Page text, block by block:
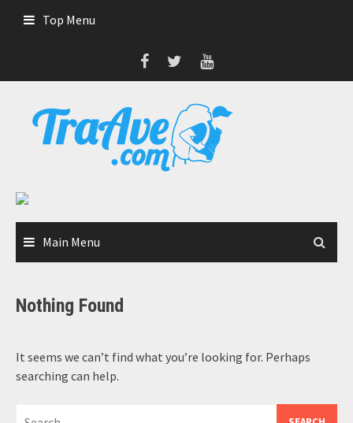
Top Menu
Main Menu
Nothing Found
It seems we can’t find what you’re looking for. Perhaps
searching can help.